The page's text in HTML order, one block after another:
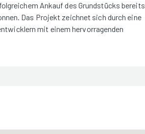
Ankauf des Grundstücks bereits
Das Projekt zeichnet sich durch eine
mit einem hervorragenden